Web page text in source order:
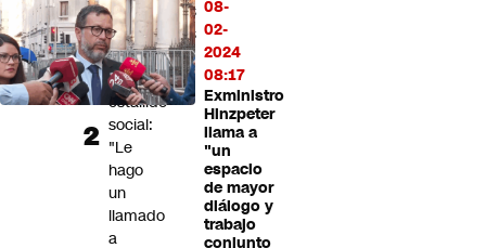
08-
02-
2024
08:17
Exministro
Hinzpeter
llama a
"un
espacio
de mayor
diálogo y
trabajo
conjunto
uniformados
condenados
por
el
estallido
social:
"Le
hago
un
llamado
a